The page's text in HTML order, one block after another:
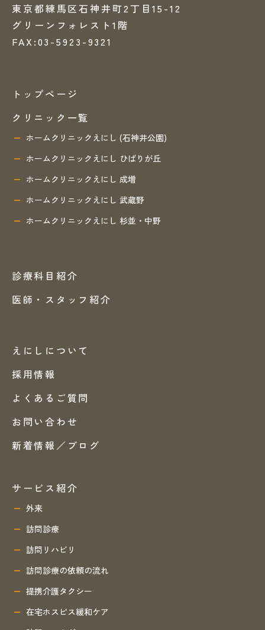
東京都練馬区石神井町2丁目15-12
グリーンフォレスト1階
FAX:03-5923-9321
トップページ
クリニック一覧
ホームクリニックえにし (石神井公園)
ホームクリニックえにし ひばりが丘
ホームクリニックえにし 成増
ホームクリニックえにし 武蔵野
ホームクリニックえにし 杉並・中野
診療科目紹介
医師・スタッフ紹介
えにしについて
採用情報
よくあるご質問
お問い合わせ
新着情報／ブログ
サービス紹介
外来
訪問診療
訪問リハビリ
訪問診療の依頼の流れ
提携介護タクシー
在宅ホスピス緩和ケア